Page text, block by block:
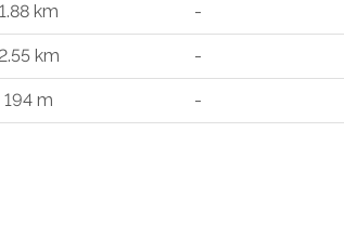
1.88 km -
km -
194 m -